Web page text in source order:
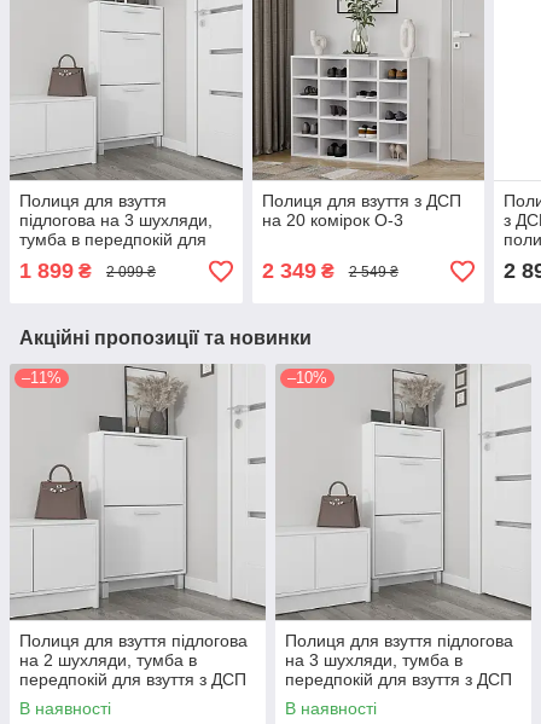
Полиця для взуття
підлогова на 3 шухляди,
тумба в передпокій для
взуття з ДСП F-159
1 899 ₴ 2 099 ₴
Полиця для взуття з ДСП
на 20 комірок O-3
2 349₴ 2 549 ₴
з
II F-
2
Акційні пропозиції та новинки
–11%
Полиця для взуття підлогова
на 2 шухляди, тумба в
передпокій для взуття з ДСП
F-158
В наявності
–10%
Полиця для взуття підлогова
на 3 шухляди, тумба в
передпокій для взуття з ДСП
F-159
В наявності